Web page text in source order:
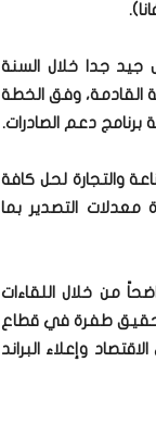
جيد جدا خلال السنة
القادمة، وفق الخطة
والتجارة لحل كافة
معدلات التصدير بما
من خلال اللقاءات
طفرة في قطاع
وإعلاء البراند